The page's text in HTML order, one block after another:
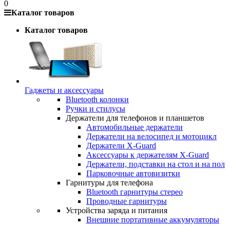
0
Каталог товаров
Каталог товаров
Гаджеты и аксессуары
Bluetooth колонки
Ручки и стилусы
Держатели для телефонов и планшетов
Автомобильные держатели
Держатели на велосипед и мотоцикл
Держатели X-Guard
Аксессуары к держателям X-Guard
Держатели, подставки на стол и на пол
Парковочные автовизитки
Гарнитуры для телефона
Bluetooth гарнитуры стерео
Проводные гарнитуры
Устройства заряда и питания
Внешние портативные аккумуляторы